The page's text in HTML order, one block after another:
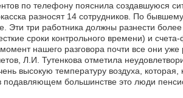
по телефону пояснила создавшуюся
разносят 14 сотрудников. По
Эти три работника должны разнести
сроки контрольного времени) и
нашего разговора почти все они
Л.И. Тутенкова отметила
высокую температуру воздуха, которая,
подавляющем большинстве это люди